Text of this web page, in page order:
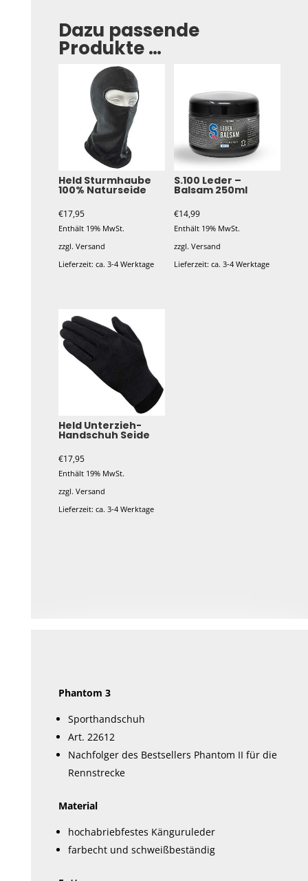
Dazu passende
Produkte …
Held Sturmhaube
100% Naturseide
€17,95
Enthält 19% MwSt.
zzgl.Versand
Lieferzeit: ca. 3-4 Werktage
S.100 Leder –
Balsam 250ml
€14,99
Enthält 19% MwSt.
zzgl. Versand
Lieferzeit: ca. 3-4 Werktage
Held Unterzieh-
Handschuh Seide
€17,95
Enthält 19% MwSt.
zzgl.Versand
Lieferzeit: ca. 3-4 Werktage
auf
der
Produktseite
gewählt
werden
Phantom 3
Sporthandschuh
Art. 22612
Nachfolger des Bestsellers Phantom II für die
Rennstrecke
Material
hochabriebfestes Känguruleder
farbecht und schweißbeständig